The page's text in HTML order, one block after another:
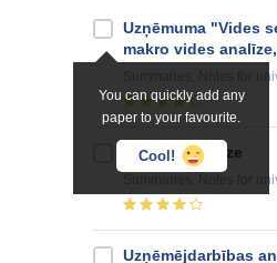
You can quickly add any
paper to your favourite.
Cool!
Uzņēmuma "Vides
makro vides
for
Finanšu analīze
for
Uzņēmējdarbības